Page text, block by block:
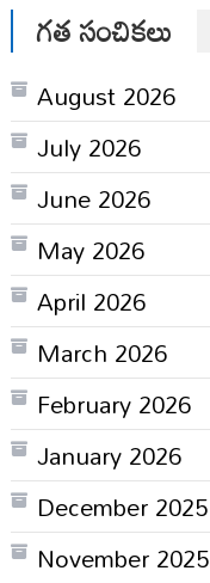
గత సంచికలు
August 2026
July 2026
June 2026
May 2026
April 2026
March 2026
February 2026
January 2026
December 2025
November 2025